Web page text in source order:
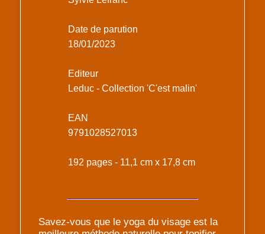
Date de parution
18/01/2023
Editeur
Leduc - Collection 'C'est malin'
EAN
9791028527013
192 pages - 11,1 cm x 17,8 cm
Savez-vous que le yoga du visage est la